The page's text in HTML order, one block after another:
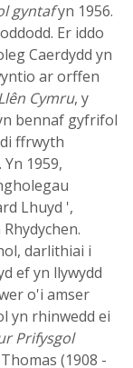
gyntafyn 1956.
Er iddo
Caerdydd yn
ar orffen
Cymru, y
bennaf gyfrifol
ffrwyth
1959,
Lhuyd ',
darlithiai i
ef yn llywydd
o'i amser
yn rhinwedd ei
Prifysgol
(1908 -